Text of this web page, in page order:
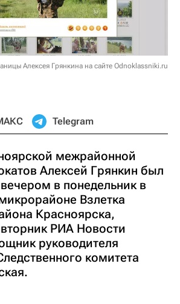
Алексея Грянкина на сайте Odnoklassniki.ru
Telegram
межрайонной
Алексей Грянкин был
в понедельник в
Взлетка
Красноярска,
РИА Новости
руководителя
комитета